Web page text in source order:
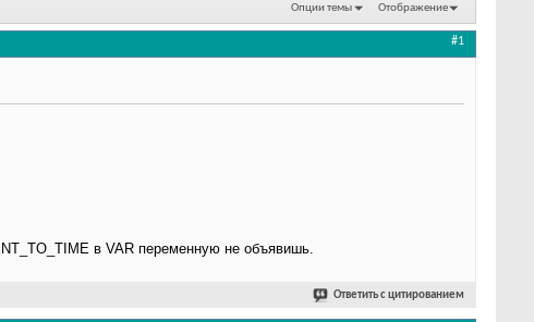
Опции темы Отображение
#1
в VAR переменную не объявишь.
Ответить с цитированием